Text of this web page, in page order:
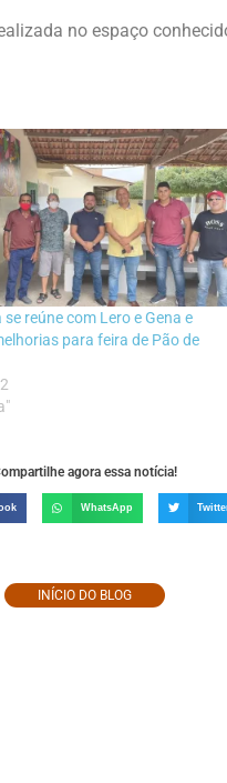
no espaço
se reúne com Lero e Gena e
para feira de Pão de
agora essa notícia!
WhatsApp
INÍCIO DO BLOG